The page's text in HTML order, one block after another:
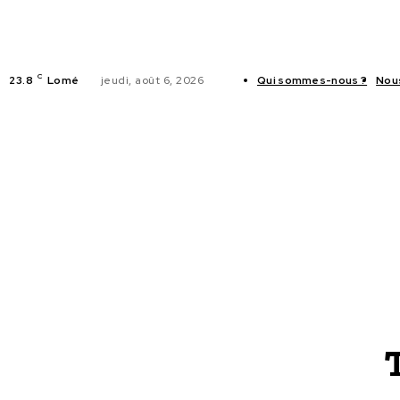
23.8 C Lomé jeudi, août 6, 2026 Qui sommes-nous ?